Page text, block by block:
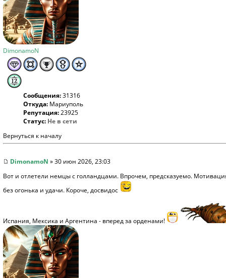
DimonamoN
Сообщения:31316
Откуда: Мариуполь
Репутация:23925
Статус: Не в сети
Вернуться к началу
DimonamoN » 30 июн 2026, 23:03
Вот и отлетели немцы с голландцами. Впрочем, предсказуемо.
без огонька и удачи. Короче, досвидос
Испания, Мексика и Аргентина - вперед за орденами!